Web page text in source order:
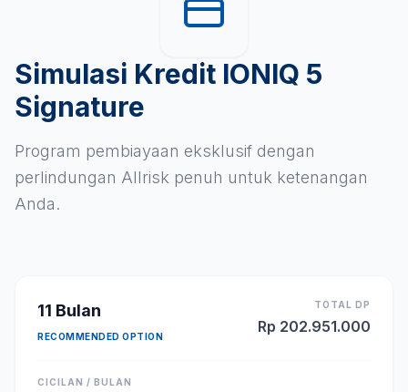
Simulasi Kredit IONIQ 5
Signature
Program pembiayaan eksklusif dengan
perlindungan Allrisk penuh untuk ketenangan
Anda.
11 Bulan
RECOMMENDED OPTION
TOTAL DP
Rp 202.951.000
CICILAN / BULAN